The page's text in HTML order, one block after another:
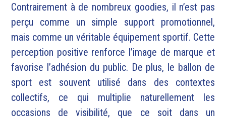
Contrairement à de nombreux goodies, il n’est pas
perçu comme un simple support promotionnel,
mais comme un véritable équipement sportif. Cette
perception positive renforce l’image de marque et
favorise l’adhésion du public. De plus, le ballon de
sport est souvent utilisé dans des contextes
collectifs, ce qui multiplie naturellement les
occasions de visibilité, que ce soit dans un